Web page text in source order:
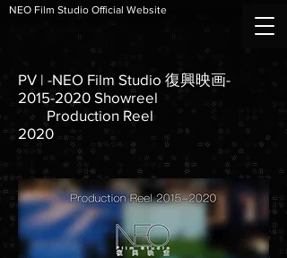
NEO Film Studio Official Website
PV | -NEO Film Studio 復興映画-
2015-2020 Showreel
Production Reel
2020